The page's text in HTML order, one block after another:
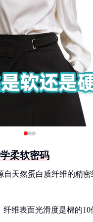
柔软密码
自天然蛋白质纤维的精
纤维表面光滑度是棉的10